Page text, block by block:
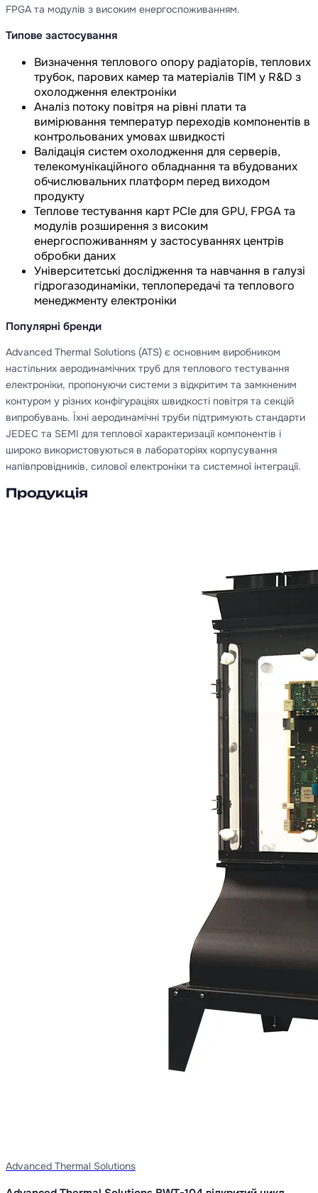
FPGA та модулів з високим енергоспоживанням.
Типове застосування
Визначення теплового опору радіаторів, теплових
трубок, парових камер та матеріалів TIM у R&D з
охолодження електроніки
Аналіз потоку повітря на рівні плати та
вимірювання температур переходів компонентів в
контрольованих умовах швидкості
Валідація систем охолодження для серверів,
телекомунікаційного обладнання та вбудованих
обчислювальних платформ перед виходом
продукту
Теплове тестування карт PCIe для GPU, FPGA та
модулів розширення з високим
енергоспоживанням у застосуваннях центрів
обробки даних
Університетські дослідження та навчання в галузі
гідрогазодинаміки, теплопередачі та теплового
менеджменту електроніки
Популярні бренди
Advanced Thermal Solutions (ATS) є основним виробником
настільних аеродинамічних труб для теплового тестування
електроніки, пропонуючи системи з відкритим та замкненим
контуром у різних конфігураціях швидкості повітря та секцій
випробувань. Їхні аеродинамічні труби підтримують стандарти
JEDEC та SEMI для теплової характеризації компонентів і
широко використовуються в лабораторіях корпусування
напівпровідників, силової електроніки та системної інтеграції.
Продукція
Advanced Thermal Solutions